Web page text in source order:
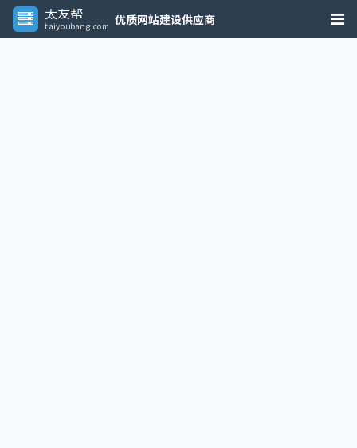
太友帮
taiyoubang.com 优质网站建设供应商